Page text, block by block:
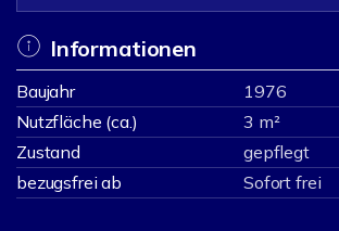
Informationen
Baujahr
1976
Nutzfläche (ca.)
3 m²
Zustand
gepflegt
bezugsfrei ab
Sofort frei